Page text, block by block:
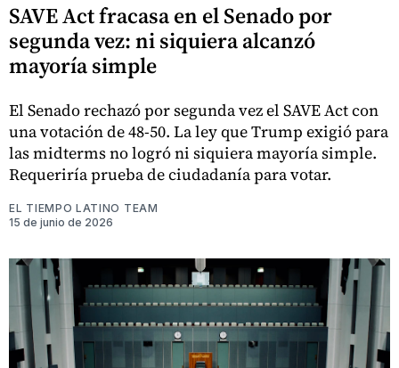
SAVE Act fracasa en el Senado por
segunda vez: ni siquiera alcanzó
mayoría simple
El Senado rechazó por segunda vez el SAVE Act con
una votación de 48-50. La ley que Trump exigió para
las midterms no logró ni siquiera mayoría simple.
Requeriría prueba de ciudadanía para votar.
EL TIEMPO LATINO TEAM
15 de junio de 2026